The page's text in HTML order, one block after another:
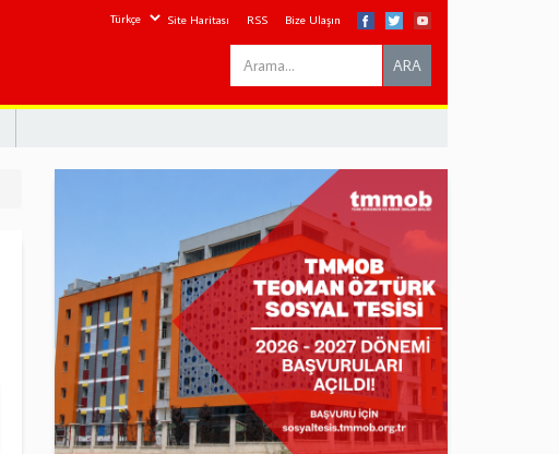
Site Haritası RSS Bize Ulaşın
Search
this
ARA